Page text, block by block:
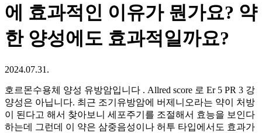
에 효과적인 이유가 뭔가요? 약
한 양성에도 효과적일까요?
2024.07.31.
호르몬수용체 양성 유방암입니다 . Allred score 로 Er 5 PR 3 강
양성은 아닙니다. 최근 조기유방암에 버제니오라는 약이 처방
이 된다고 해서 찾아보니 세포주기를 조절해서 효능을 보인다
하는데 그런데 이 약은 삼중음성이나 허투 타입에서도 효과가